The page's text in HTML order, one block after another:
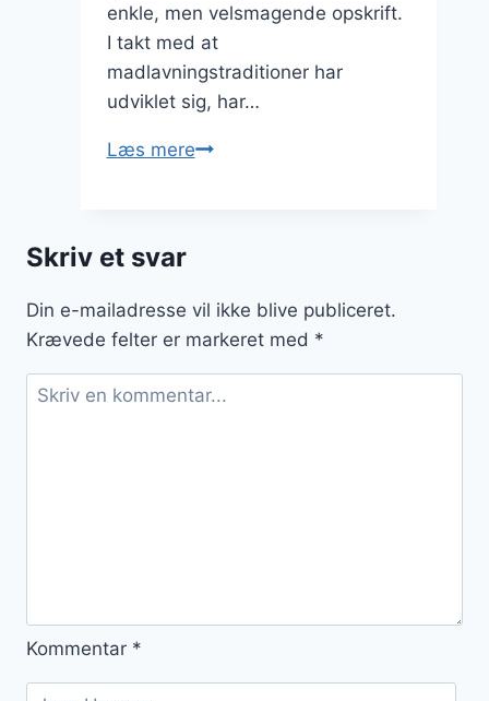
enkle, men velsmagende opskrift.
I takt med at
madlavningstraditioner har
udviklet sig, har…
Læs mereBlomkålssuppe
Skriv et svar
Din e-mailadresse vil ikke blive publiceret.
Krævede felter er markeret med *
Kommentar *